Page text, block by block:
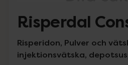
Risperdal
Risperidon, Pulver och
injektionsvätska,